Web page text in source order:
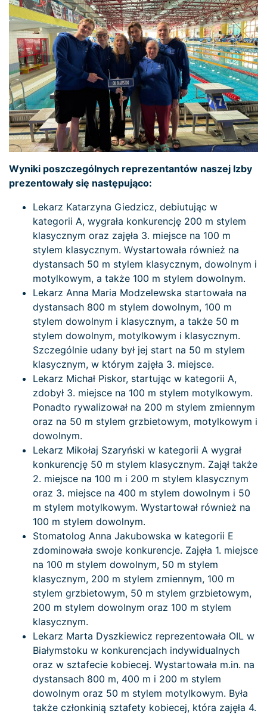
Wyniki poszczególnych reprezentantów naszej Izby
prezentowały się następująco:
Lekarz Katarzyna Giedzicz, debiutując w
kategorii A, wygrała konkurencję 200 m stylem
klasycznym oraz zajęła 3. miejsce na 100 m
stylem klasycznym. Wystartowała również na
dystansach 50 m stylem klasycznym, dowolnym i
motylkowym, a także 100 m stylem dowolnym.
Lekarz Anna Maria Modzelewska startowała na
dystansach 800 m stylem dowolnym, 100 m
stylem dowolnym i klasycznym, a także 50 m
stylem dowolnym, motylkowym i klasycznym.
Szczególnie udany był jej start na 50 m stylem
klasycznym, w którym zajęła 3. miejsce.
Lekarz Michał Piskor, startując w kategorii A,
zdobył 3. miejsce na 100 m stylem motylkowym.
Ponadto rywalizował na 200 m stylem zmiennym
oraz na 50 m stylem grzbietowym, motylkowym i
dowolnym.
Lekarz Mikołaj Szaryński w kategorii A wygrał
konkurencję 50 m stylem klasycznym. Zajął także
2. miejsce na 100 m i 200 m stylem klasycznym
oraz 3. miejsce na 400 m stylem dowolnym i 50
m stylem motylkowym. Wystartował również na
100 m stylem dowolnym.
Stomatolog Anna Jakubowska w kategorii E
zdominowała swoje konkurencje. Zajęła 1. miejsce
na 100 m stylem dowolnym, 50 m stylem
klasycznym, 200 m stylem zmiennym, 100 m
stylem grzbietowym, 50 m stylem grzbietowym,
200 m stylem dowolnym oraz 100 m stylem
klasycznym.
Lekarz Marta Dyszkiewicz reprezentowała OIL w
Białymstoku w konkurencjach indywidualnych
oraz w sztafecie kobiecej. Wystartowała m.in. na
dystansach 800 m, 400 m i 200 m stylem
dowolnym oraz 50 m stylem motylkowym. Była
także członkinią sztafety kobiecej, która zajęła 4.